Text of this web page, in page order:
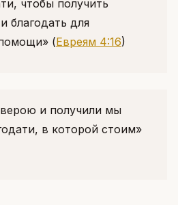
чтобы получить
благодать для
(Евреям 4:16)
и получили мы
в которой стоим»